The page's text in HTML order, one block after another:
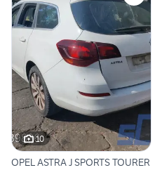
10
OPEL ASTRA J SPORTS TOURER